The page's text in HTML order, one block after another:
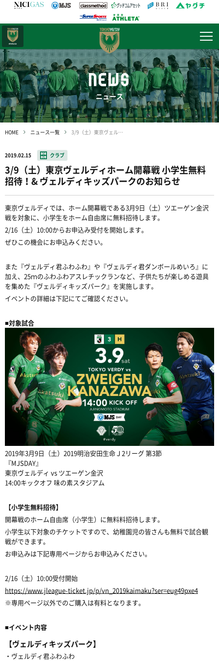
NEWS
ニュース
HOME ニュース一覧 3/9（土）東京ヴェルディホーム開幕戦 小学生無料招待！& ヴェルディキッズパークのお知らせ
2019.02.15 クラブ
3/9（土）東京ヴェルディホーム開幕戦 小学生無料
招待！& ヴェルディキッズパークのお知らせ
東京ヴェルディでは、ホーム開幕戦である3月9日（土）ツエーゲン金沢
戦を対象に、小学生をホーム自由席に無料招待します。
2/16（土）10:00からお申込み受付を開始します。
ぜひこの機会にお申込みください。
また『ヴェルディ君ふわふわ』や『ヴェルディ君ダンボールめいろ』に
加え、25ｍのふわふわアスレチックランなど、子供たちが楽しめる遊具
を集めた『ヴェルディキッズパーク』を実施します。
イベントの詳細は下記にてご確認ください。
■対象試合
2019年3月9日（土）2019明治安田生命Ｊ2リーグ 第3節
『MJSDAY』
東京ヴェルディ vs ツエーゲン金沢
14:00キックオフ 味の素スタジアム
【小学生無料招待】
開幕戦のホーム自由席（小学生）に無料料招待します。
小学生以下対象のチケットですので、幼稚園児の皆さんも無料で試合観
戦ができます。
お申込みは下記専用ページからお申込みください。
2/16（土）10:00受付開始
https://www.jleague-ticket.jp/p/vn_2019kaimaku?ser=eug49pxe4
※専用ページ以外でのご購入は有料となります。
■イベント内容
【ヴェルディキッズパーク】
・ヴェルディ君ふわふわ